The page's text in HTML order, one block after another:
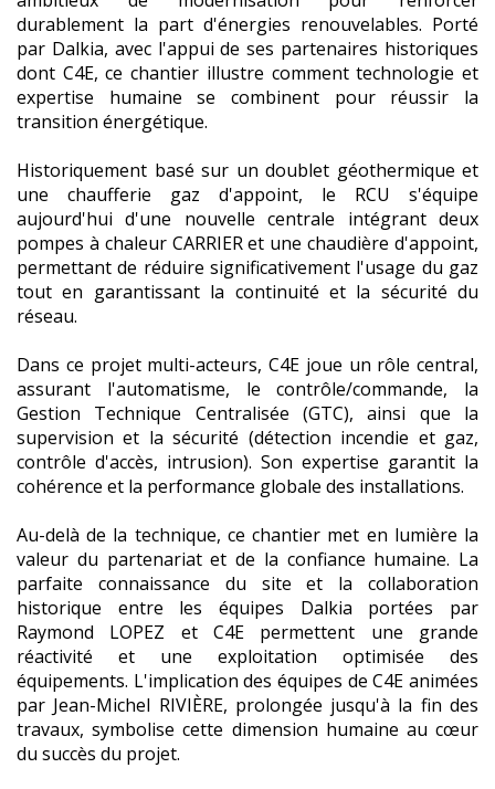
durablement la part d'énergies renouvelables. Porté
par Dalkia, avec l'appui de ses partenaires historiques
dont C4E, ce chantier illustre comment technologie et
expertise humaine se combinent pour réussir la
transition énergétique.
Historiquement basé sur un doublet géothermique et
une chaufferie gaz d'appoint, le RCU s'équipe
aujourd'hui d'une nouvelle centrale intégrant deux
pompes à chaleur CARRIER et une chaudière d'appoint,
permettant de réduire significativement l'usage du gaz
tout en garantissant la continuité et la sécurité du
réseau.
Dans ce projet multi-acteurs, C4E joue un rôle central,
assurant l'automatisme, le contrôle/commande, la
Gestion Technique Centralisée (GTC), ainsi que la
supervision et la sécurité (détection incendie et gaz,
contrôle d'accès, intrusion). Son expertise garantit la
cohérence et la performance globale des installations.
Au-delà de la technique, ce chantier met en lumière la
valeur du partenariat et de la confiance humaine. La
parfaite connaissance du site et la collaboration
historique entre les équipes Dalkia portées par
Raymond LOPEZ et C4E permettent une grande
réactivité et une exploitation optimisée des
équipements. L'implication des équipes de C4E animées
par Jean-Michel RIVIÈRE, prolongée jusqu'à la fin des
travaux, symbolise cette dimension humaine au cœur
du succès du projet.